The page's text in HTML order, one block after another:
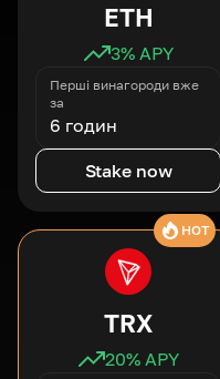
ETH
3% APY
Перші винагороди вже
за
6 годин
Stake now
HOT
TRX
20% APY